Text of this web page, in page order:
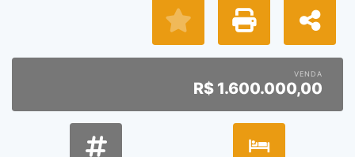
VENDA
R$ 1.600.000,00